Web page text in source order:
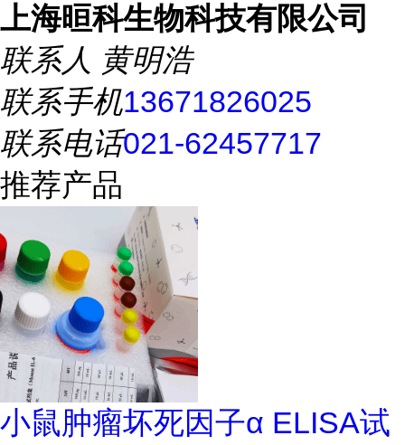
上海晅科生物科技有限公司
联系人 黄明浩
联系手机13671826025
联系电话021-62457717
推荐产品
小鼠肿瘤坏死因子α ELISA试